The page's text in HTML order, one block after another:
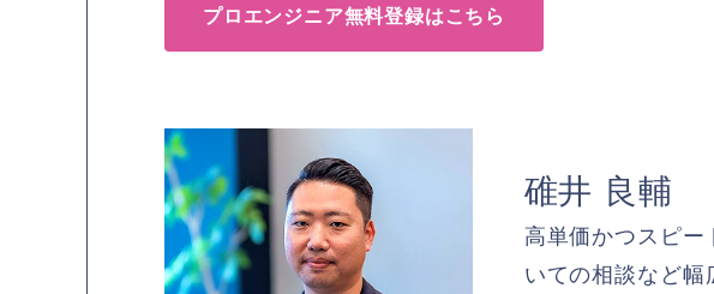
プロエンジニア無料登録はこちら
碓井 良輔
高単価かつスピ
いての相談など